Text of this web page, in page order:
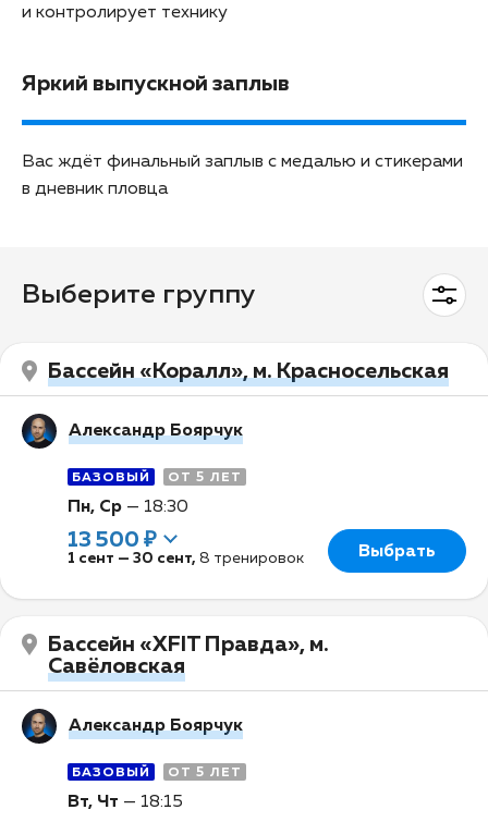
и контролирует технику
Яркий выпускной заплыв
Вас ждёт финальный заплыв с медалью и стикерами
в дневник пловца
Выберите группу
Бассейн «Коралл», м. Красносельская
Александр Боярчук
БАЗОВЫЙ ОТ 5 ЛЕТ
Пн, Ср — 18:30
13 500 ₽
1 сент — 30 сент, 8 тренировок Выбрать
Бассейн «XFIT Правда», м.
Савёловская
Александр Боярчук
БАЗОВЫЙ ОТ 5 ЛЕТ
Вт, Чт — 18:15